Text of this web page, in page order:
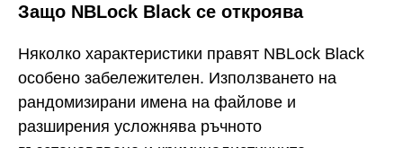
Защо NBLock Black се откроява
Няколко характеристики правят NBLock Black
особено забележителен. Използването на
рандомизирани имена на файлове и
разширения усложнява ръчното